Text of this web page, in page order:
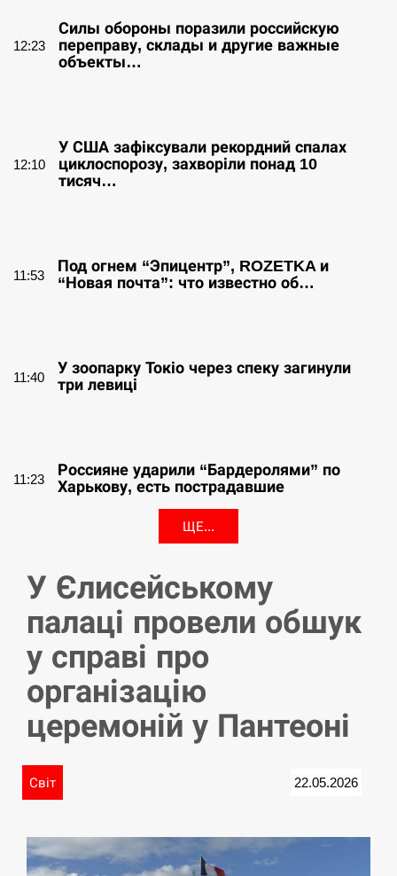
12:23
Силы обороны поразили российскую
переправу, склады и другие важные
объекты…
12:10
У США зафіксували рекордний спалах
циклоспорозу, захворіли понад 10
тисяч…
11:53
Под огнем “Эпицентр”, ROZETKA и
“Новая почта”: что известно об…
11:40
У зоопарку Токіо через спеку загинули
три левиці
11:23
Россияне ударили “Бардеролями” по
Харькову, есть пострадавшие
ЩЕ...
У Єлисейському
палаці провели обшук
у справі про
організацію
церемоній у Пантеоні
Світ 22.05.2026